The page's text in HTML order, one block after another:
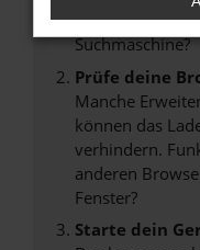
Laden andere
Suchmaschine?
Prüfe deine
Manche
können das
verhindern.
anderen
Fenster?
Starte dein